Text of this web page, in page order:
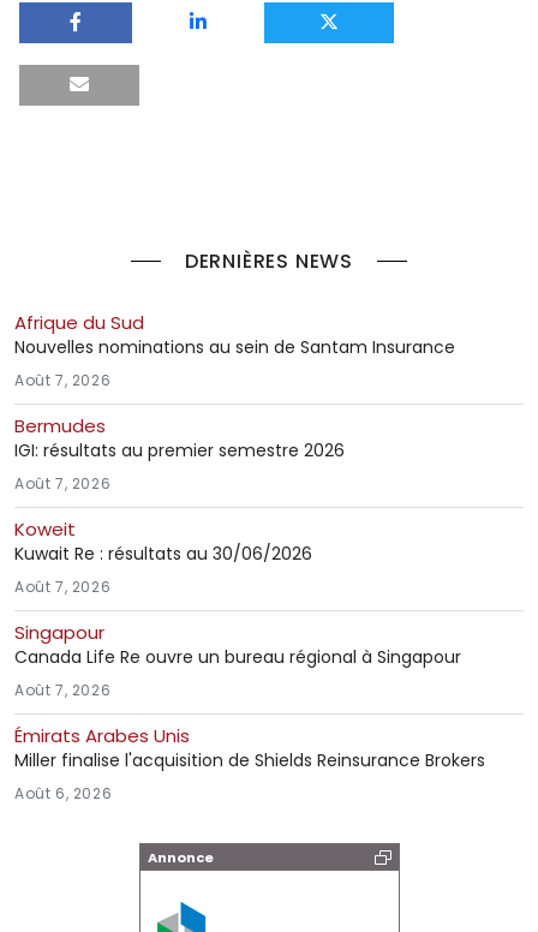
DERNIÈRES NEWS
Afrique du Sud
Nouvelles nominations au sein de Santam Insurance
Août 7, 2026
Bermudes
IGI: résultats au premier semestre 2026
Août 7, 2026
Koweit
Kuwait Re : résultats au 30/06/2026
Août 7, 2026
Singapour
Canada Life Re ouvre un bureau régional à Singapour
Août 7, 2026
Émirats Arabes Unis
Miller finalise l'acquisition de Shields Reinsurance Brokers
Août 6, 2026
Annonce